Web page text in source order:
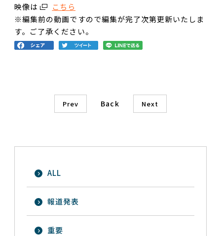
映像は
こちら
※編集前の動画ですので編集が完了次第更新いたしま
す。ご了承ください。
Prev Back Next
ALL
報道発表
重要